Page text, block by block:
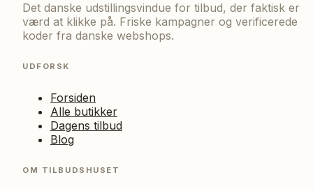
Det danske udstillingsvindue for tilbud, der faktisk er
værd at klikke på. Friske kampagner og verificerede
koder fra danske webshops.
UDFORSK
Forsiden
Alle butikker
Dagens tilbud
Blog
OM TILBUDSHUSET